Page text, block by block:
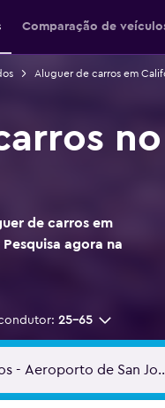
Comparação de
Aluguer de carros em
de carros em
agora na
25-65